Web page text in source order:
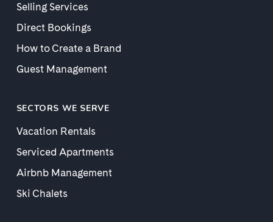
Selling Services
Direct Bookings
How to Create a Brand
Guest Management
SECTORS WE SERVE
Vacation Rentals
Serviced Apartments
Airbnb Management
Ski Chalets